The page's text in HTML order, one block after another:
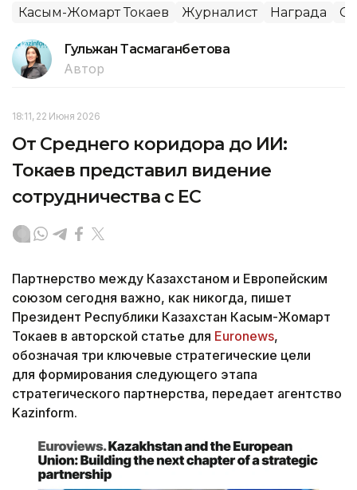
Касым-Жомарт Токаев Журналист Награда
Гульжан Тасмаганбетова
Автор
18:11, 22 Июня 2026
От Среднего коридора до ИИ:
Токаев представил видение
сотрудничества с ЕС
Партнерство между Казахстаном и Европейским
союзом сегодня важно, как никогда, пишет
Президент Республики Казахстан Касым-Жомарт
Токаев в авторской статье для Euronews,
обозначая три ключевые стратегические цели
для формирования следующего этапа
стратегического партнерства, передает агентство
Kazinform.